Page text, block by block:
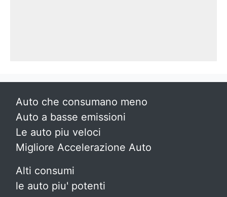
Auto che consumano meno
Auto a basse emissioni
Le auto piu veloci
Migliore Accelerazione Auto
Alti consumi
le auto piu' potenti